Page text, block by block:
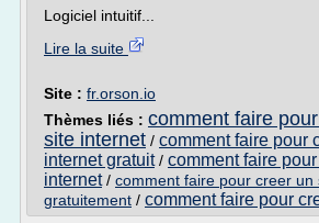
Logiciel intuitif...
Lire la suite
Site : fr.orson.io
Thèmes liés : comment faire
site internet / comment faire pour
internet gratuit/ comment faire
internet/ comment faire pour creer un
gratuitement / comment faire pour